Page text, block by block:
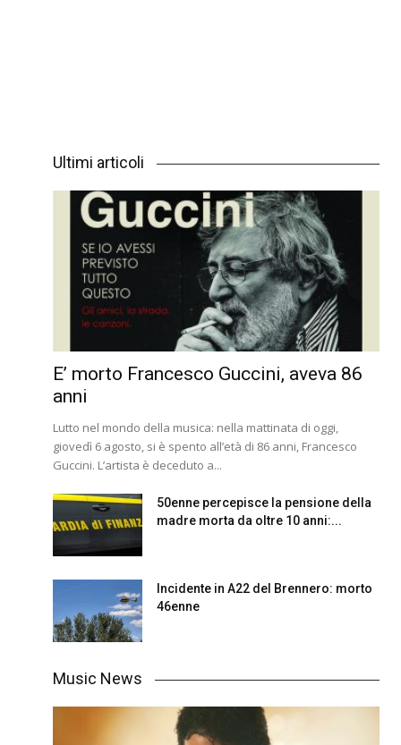
Ultimi articoli
E’ morto Francesco Guccini, aveva 86
anni
Lutto nel mondo della musica: nella mattinata di oggi,
giovedì 6 agosto, si è spento all’età di 86 anni, Francesco
Guccini. L’artista è deceduto a...
50enne percepisce la pensione della
madre morta da oltre 10 anni:...
Incidente in A22 del Brennero: morto
46enne
Music News